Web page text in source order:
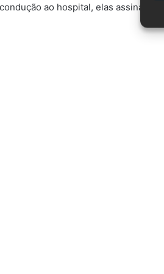
ao hospital, elas assinaram